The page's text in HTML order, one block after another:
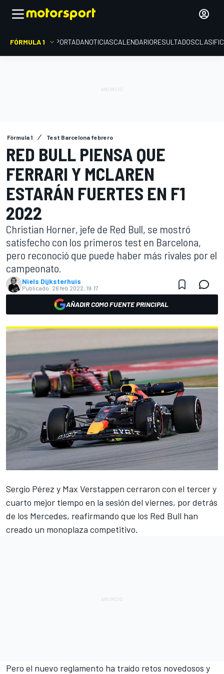
FÓRMULA 1 PORTADANOTICIASCALENDARIORESULTADOS
Fórmula 1 Test Barcelona febrero
RED BULL PIENSA QUE
FERRARI Y MCLAREN
ESTARÁN FUERTES EN F1
2022
Christian Horner, jefe de Red Bull, se mostró
satisfecho con los primeros test en Barcelona,
pero reconoció que puede haber más rivales por el
campeonato.
Niels Dijksterhuis
Publicado: 26 feb 2022, 19:17
AÑADIR COMO FUENTE PRINCIPAL
Sergio Pérez y Max Verstappen cerraron con el tercer y
cuarto mejor tiempo en la sesión del viernes, por detrás
de los Mercedes, reafirmando que los Red Bull han
creado un monoplaza competitivo.
Pero el nuevo reglamento ha traído retos novedosos y